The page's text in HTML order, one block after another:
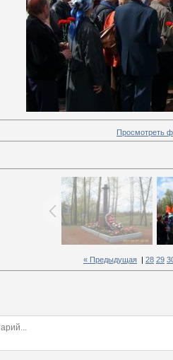
Просмотреть
« Предыдущая 28 29